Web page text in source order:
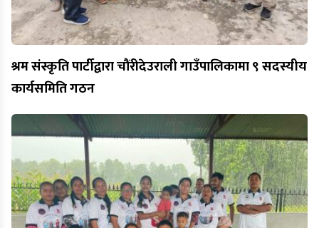
श्रम संस्कृति पार्टीद्वारा चौंरीदेउराली गाउँपालिकामा ९ सदस्यीय
कार्यसमिति गठन